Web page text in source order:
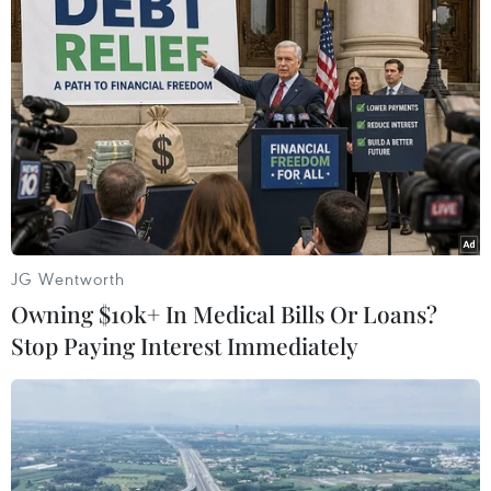
gần 4 phát động đã thu hút sự tham gia của gần
1.000 thí sinh đến từ hơn 240 trường đại học,
cao đẳng và học viện trong cả nước tham dự./.
(TTXVN/Vietnam+)
JG Wentworth
Owning $10k+ In Medical Bills Or Loans?
Stop Paying Interest Immediately